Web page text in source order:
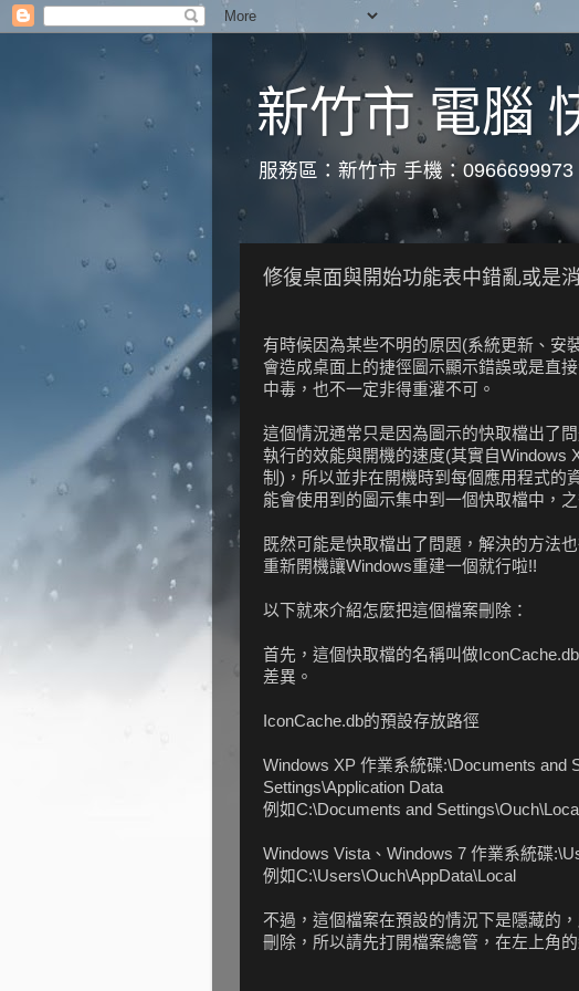
新竹市 電腦
服務區：新竹市 手機：0966699973
修復桌面與開始功能表中錯亂或是
有時候因為某些不明的原因(系統更新、安
會造成桌面上的捷徑圖示顯示錯誤或是直
中毒，也不一定非得重灌不可。
這個情況通常只是因為圖示的快取檔出了
執行的效能與開機的速度(其實自Windows
制)，所以並非在開機時到每個應用程式的
能會使用到的圖示集中到一個快取檔中，
既然可能是快取檔出了問題，解決的方法
重新開機讓Windows重建一個就行啦!!
以下就來介紹怎麼把這個檔案刪除：
首先，這個快取檔的名稱叫做
差異。
IconCache.db的預設存放路徑
Windows XP 作業系統碟:\Documents and
Settings\Application Data
例如C:\Documents and
Windows Vista、Windows 7 作業系統碟
例如C:\Users\Ouch\AppData\Local
不過，這個檔案在預設的情況下是隱藏的
刪除，所以請先打開檔案總管，在左上角